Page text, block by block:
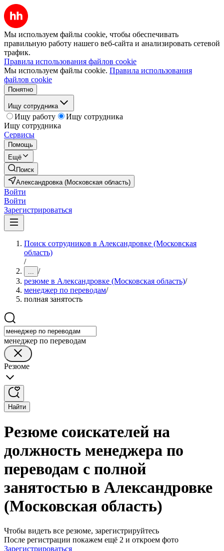
Мы используем файлы cookie, чтобы обеспечивать
правильную работу нашего веб-сайта и анализировать сетевой
трафик.
Правила использования файлов cookie
Мы используем файлы cookie. Правила использования
файлов cookie
Понятно
Ищу сотрудника
Ищу работу
Ищу сотрудника
Ищу сотрудника
Сервисы
Помощь
Ещё
Поиск
Александровка (Московская область)
Войти
Войти
Зарегистрироваться
Поиск сотрудников в Александровке (Московская
область)
/
... /
резюме в Александровке (Московская область)/
менеджер по переводам/
полная занятость
менеджер по переводам
Резюме
Найти
Резюме соискателей на
должность менеджера по
переводам с полной
занятостью в Александровке
(Московская область)
Чтобы видеть все резюме, зарегистрируйтесь
После регистрации покажем ещё 2 и откроем фото
Зарегистрироваться